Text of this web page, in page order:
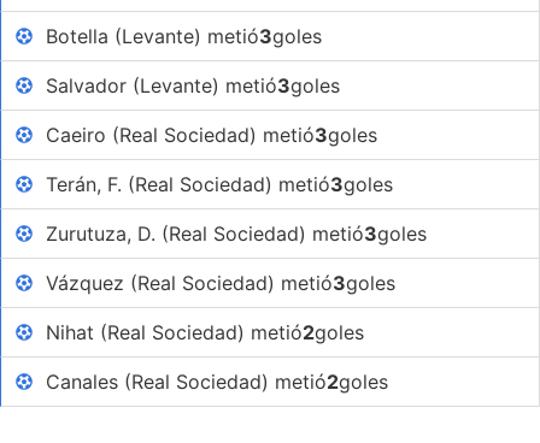
Botella (Levante) metió3goles
Salvador (Levante) metió3goles
Caeiro (Real Sociedad) metió3goles
Terán, F. (Real Sociedad) metió3goles
Zurutuza, D. (Real Sociedad) metió3goles
Vázquez (Real Sociedad) metió3goles
Nihat (Real Sociedad) metió2goles
Canales (Real Sociedad) metió2goles